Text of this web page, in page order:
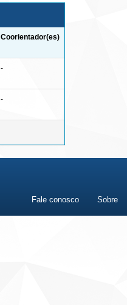
Coorientador(es)
-
-
Fale conosco Sobre